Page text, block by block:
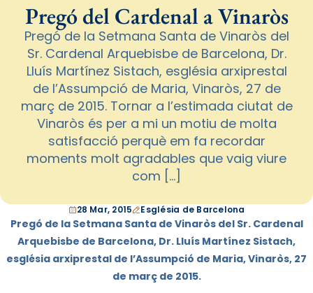
Pregó del Cardenal a Vinaròs
Pregó de la Setmana Santa de Vinaròs del
Sr. Cardenal Arquebisbe de Barcelona, Dr.
Lluís Martínez Sistach, església arxiprestal
de l’Assumpció de Maria, Vinaròs, 27 de
març de 2015. Tornar a l’estimada ciutat de
Vinaròs és per a mi un motiu de molta
satisfacció perquè em fa recordar
moments molt agradables que vaig viure
com […]
28 Mar, 2015 Església de Barcelona
Pregó de la Setmana Santa de Vinaròs del Sr. Cardenal
Arquebisbe de Barcelona, Dr. Lluís Martínez Sistach,
església arxiprestal de l’Assumpció de Maria, Vinaròs, 27
de març de 2015.